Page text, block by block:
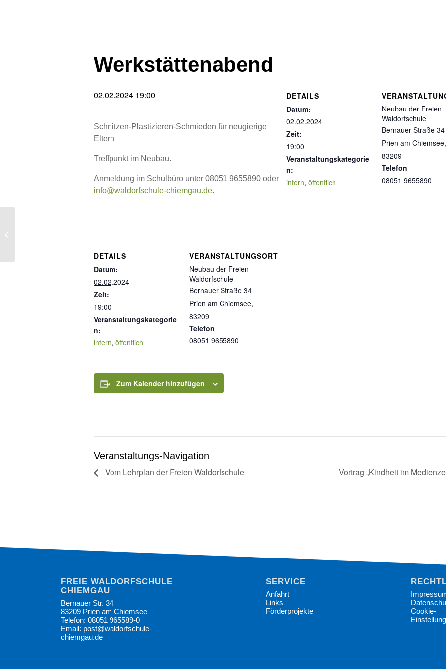
Werkstättenabend
02.02.2024 19:00
Schnitzen-Plastizieren-Schmieden für neugierige
Eltern
Treffpunkt im Neubau.
Anmeldung im Schulbüro unter 08051 9655890 oder
info@waldorfschule-chiemgau.de.
DETAILS
Datum:
02.02.2024
Zeit:
19:00
Veranstaltungskategorie
n:
intern, öffentlich
VERANSTALTUNGSORT
Neubau der Freien
Waldorfschule
Bernauer Straße 34
Prien am Chiemsee,
83209
Telefon
08051 9655890
Zum Kalender hinzufügen
DETAILS
Datum:
02.02.2024
Zeit:
19:00
Veranstaltungskategorie
n:
intern,öffentlich
Neubau der Freien
Waldorfschule
Bernauer Straße 34
Prien am Chiemsee,
83209
Telefon
08051 9655890
Veranstaltungs-Navigation
Vom Lehrplan der Freien Waldorfschule Vortrag „Kindheit im
FREIE WALDORFSCHULE
CHIEMGAU
Bernauer Str. 34
83209 Prien am Chiemsee
Telefon: 08051 965589-0
Email: post@waldorfschule-
chiemgau.de
SERVICE
Anfahrt
Links
Förderprojekte
Cookie-